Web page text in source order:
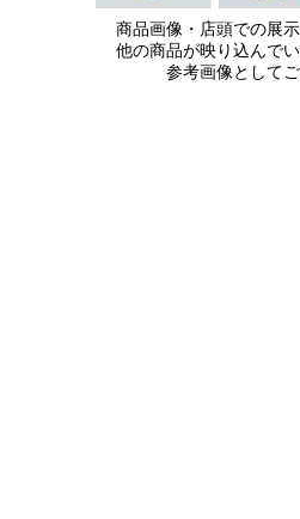
商品画像・店頭での展
他の商品が映り込んで
参考画像として